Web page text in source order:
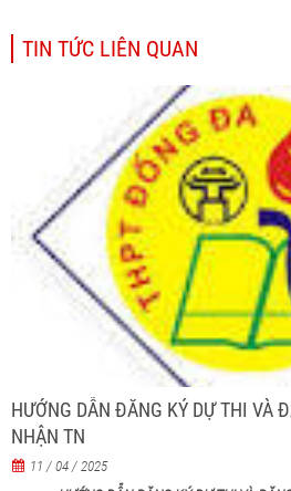
TIN TỨC LIÊN QUAN
HƯỚNG DẪN ĐĂNG KÝ DỰ THI VÀ
NHẬN TN
11 / 04 / 2025